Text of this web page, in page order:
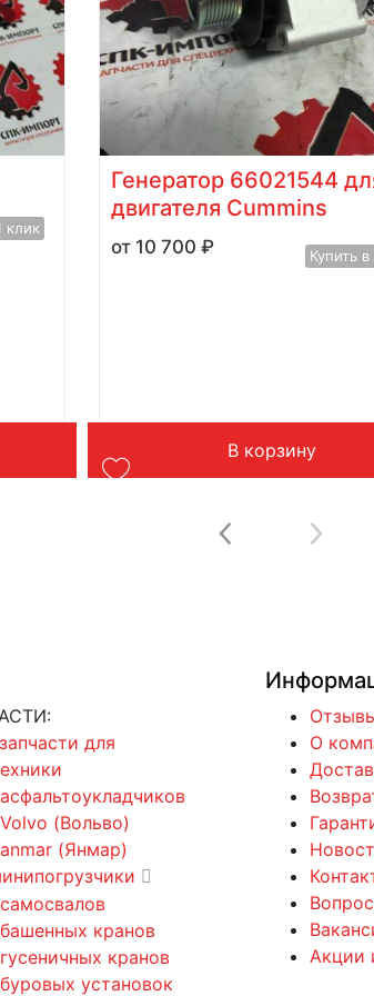
клик
Генератор 66021544
двигателя Cummins
10 700₽ Купить в
В корзину
для
(Вольво)
(Янмар)
кранов
кранов
установок
О
Акции